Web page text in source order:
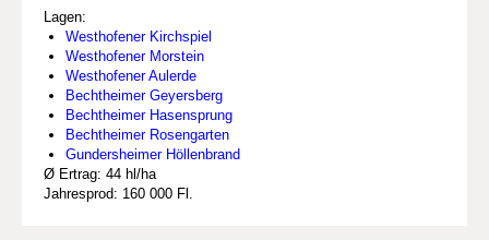
Lagen:
Westhofener Kirchspiel
Westhofener Morstein
Westhofener Aulerde
Bechtheimer Geyersberg
Bechtheimer Hasensprung
Bechtheimer Rosengarten
Gundersheimer Höllenbrand
Ø Ertrag: 44 hl/ha
Jahresprod: 160 000 Fl.